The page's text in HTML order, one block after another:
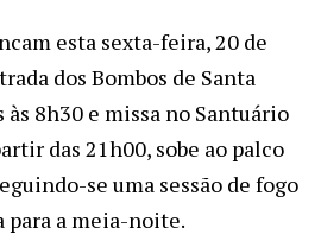
esta sexta-feira, 20 de
dos Bombos de Santa
8h30 e missa no Santuário
das 21h00, sobe ao palco
se uma sessão de fogo
a meia-noite.